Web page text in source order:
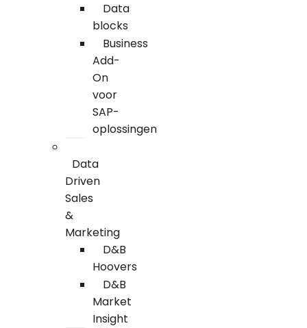
Data
blocks
Business
Add-
On
voor
SAP-
oplossingen
Data
Driven
Sales
&
Marketing
D&B
Hoovers
D&B
Market
Insight